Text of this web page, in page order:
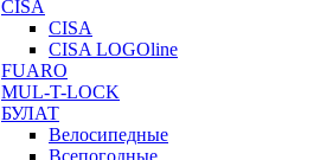
CISA
CISA
CISA LOGOline
FUARO
MUL-T-LOCK
БУЛАТ
Велосипедные
Всепогодные